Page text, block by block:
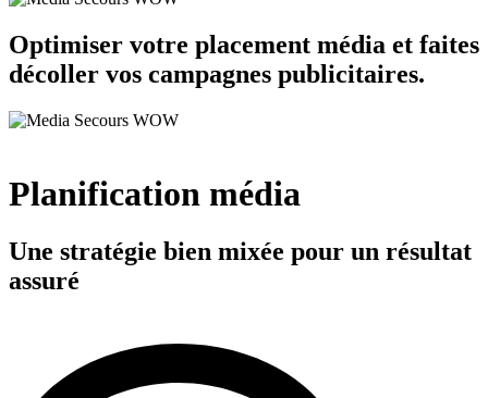
Optimiser votre placement média et faites
décoller vos campagnes publicitaires.
Planification média
Une stratégie bien mixée pour un résultat
assuré